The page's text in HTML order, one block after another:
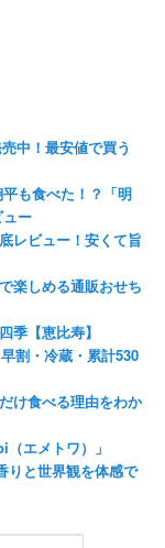
中！最安値で買う
も食べた！？「明
ー
レビュー！安くて旨
楽しめる通販おせち
季【恵比寿】
割・冷蔵・累計530
け食べる理由をわか
エメトワ）」
りと世界観を体感で